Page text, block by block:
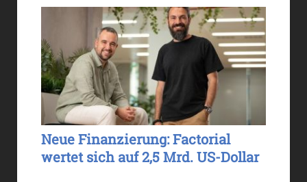
Neue Finanzierung: Factorial
wertet sich auf 2,5 Mrd. US-Dollar